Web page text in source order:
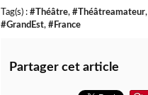
Tag(s) : #Théâtre, #Théâtreamateur,
#GrandEst, #France
Partager cet article